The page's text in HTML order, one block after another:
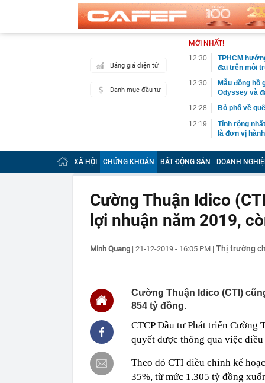
Bảng giá điện tử
Danh mục đầu tư
MỚI NHẤT!
12:30
TPHCM
đai trên môi
12:30
Mẫu đồng hồ
Odyssey và
12:28
Bỏ phố về
12:19
Tỉnh rộng
là đơn vị
12:16
Việt Nam có
Bali, được
làm điểm đến
BĐS
12:15
Vì sao người
12:14
Doanh
12:13
Hà Nội đồng
12:12
Người phụ
12:03
Ô tô đỗ qua
12:00
Nợ có khả
nào nhiều
11:59
Áp thấp
11:58
Diện mạo
một năm thi
XÃ HỘI CHỨNG KHOÁN BẤT ĐỘNG SẢN DOANH
Cường Thuận Idico
lợi nhuận năm 2019,
Minh Quang | 21-12-2019 - 16:05 PM | Thị trường
Cường Thuận Idico (CTI)
854 tỷ đồng.
CTCP Đầu tư Phát triển Cường
quyết được thông qua việc
Theo đó CTI điều chỉnh kế
35%, từ mức 1.305 tỷ đồng